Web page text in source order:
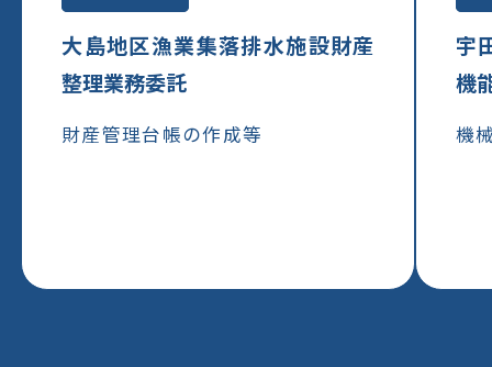
大島地区漁業集落排水施設財産
整理業務委託
財産管理台帳の作成等
宇
機
機